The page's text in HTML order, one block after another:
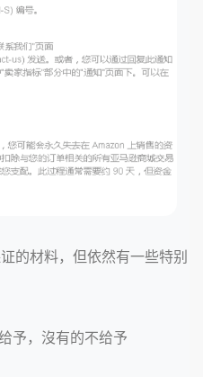
的材料，但依然有一些特别
予，沒有的不给予